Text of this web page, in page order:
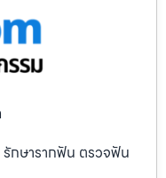
กษารากฟัน ตรวจฟัน